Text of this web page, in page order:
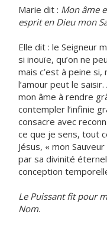
Marie dit : Mon âme
esprit en Dieu mon
Elle dit : le Seigneur
si inouïe, qu’on ne
mais c’est à peine
l’amour peut le
mon âme à rendre
contempler l’infinie
consacre avec
ce que je sens, tout
Jésus, « mon
par sa divinité
conception
Le Puissant fit pour
Nom.